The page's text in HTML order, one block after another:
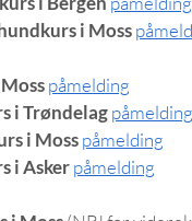
i Moss
påmelding
i Trøndelag påmelding
i Moss påmelding
i Askerpåmelding